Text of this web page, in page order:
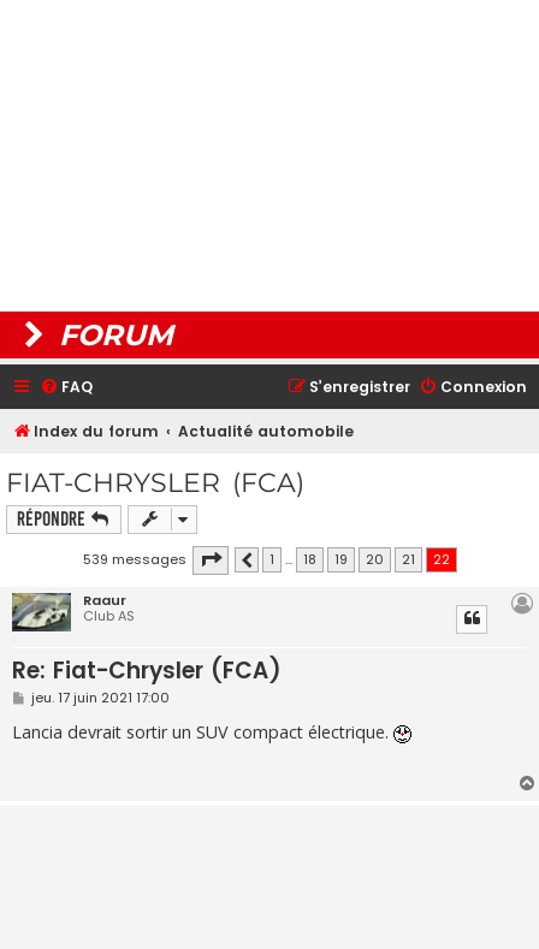
FORUM
FAQ Connexion
S’enregistrer
Index du forum Actualité automobile
FIAT-CHRYSLER (FCA)
Répondre
539 messages Page 22 sur22
Précédente
1 … 18 19 20 21 22
Raaur
Club AS
Re: Fiat-Chrysler (FCA)
M
e
s
s
jeu. 17 juin 2021 17:00
Lancia devrait sortir un SUV compact électrique.